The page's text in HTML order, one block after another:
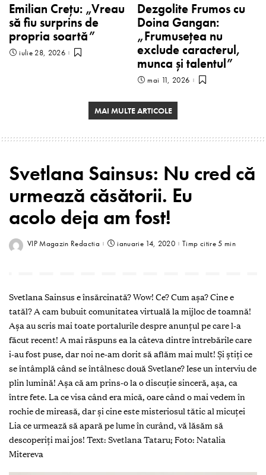
Emilian Crețu: „Vreau
să fiu surprins de
propria soartă”
iulie 28, 2026
Dezgolite Frumos cu
Doina Gangan:
„Frumusețea nu
exclude caracterul,
munca și talentul”
mai 11, 2026
MAI MULTE ARTICOLE
Svetlana Sainsus: Nu cred că
urmează căsătorii. Eu
acolo deja am fost!
VIP Magazin Redactia ianuarie 14, 2020 Timp citire 5 min
Svetlana Sainsus e însărcinată? Wow! Ce? Cum aşa? Cine e
tatăl? A cam bubuit comunitatea virtuală la mijloc de toamnă!
Așa au scris mai toate portalurile despre anunțul pe care l-a
făcut recent! A mai răspuns ea la câteva dintre întrebările care
i-au fost puse, dar noi ne-am dorit să aflăm mai mult! Și știți ce
se întâmplă când se întâlnesc două Svetlane? Iese un interviu de
plin lumină! Așa că am prins-o la o discuție sinceră, așa, ca
între fete. La ce visa când era mică, oare când o mai vedem în
rochie de mireasă, dar și cine este misteriosul tătic al micuței
Lia ce urmează să apară pe lume în curând, vă lăsăm să
descoperiți mai jos! Text: Svetlana Tataru; Foto: Natalia
Mitereva